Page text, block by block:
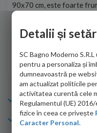
90x70 cm, este foarte
de personalul firmei dvs.
adus coletul in
Sofrone Viviana -
Info Bagno
Cumparaturi
Detalii și
SC Bagno Moderno
pentru a personaliza și
dumneavoastră pe
am actualizat politicile
activitatea curentă cele
Regulamentul (UE)
fizice în ceea ce privește
Caracter Personal.